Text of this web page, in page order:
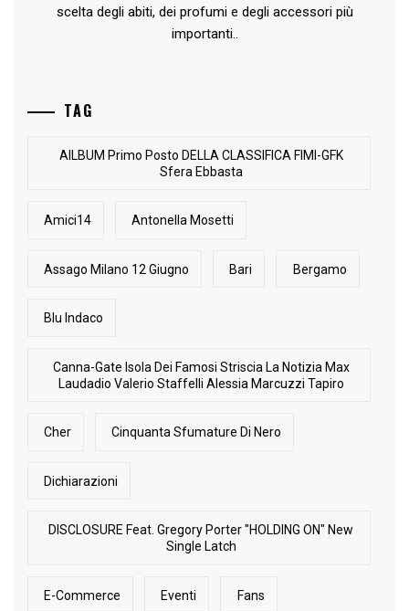
scelta degli abiti, dei profumi e degli accessori più
importanti..
TAG
AlLBUM Primo Posto DELLA CLASSIFICA FIMI-GFK
Sfera Ebbasta
Amici14 Antonella Mosetti
Assago Milano 12 Giugno Bari Bergamo
Blu Indaco
Canna-Gate Isola Dei Famosi Striscia La Notizia Max
Laudadio Valerio Staffelli Alessia Marcuzzi Tapiro
Cher Cinquanta Sfumature Di Nero
Dichiarazioni
DISCLOSURE Feat. Gregory Porter "HOLDING ON" New
Single Latch
E-Commerce Eventi Fans